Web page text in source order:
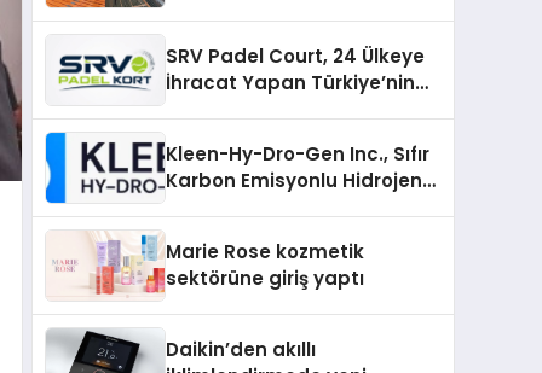
SRV Padel Court, 24 Ülkeye
İhracat Yapan Türkiye’nin
Kleen-Hy-Dro-Gen Inc., Sıfır
Karbon Emisyonlu Hidrojen
Aldı
Marie Rose kozmetik
sektörüne giriş yaptı
Daikin’den akıllı